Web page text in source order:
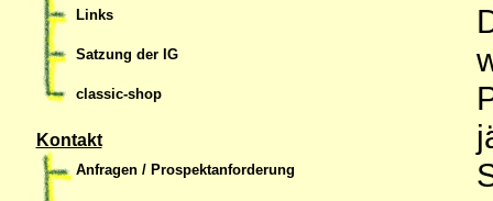
Links
Satzung der IG
classic-shop
Kontakt
Anfragen / Prospektanforderung